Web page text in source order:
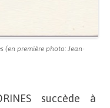
(en première photo: Jean-
succède à